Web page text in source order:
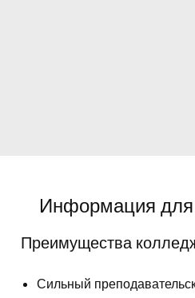
Информация для
Преимущества
Сильный